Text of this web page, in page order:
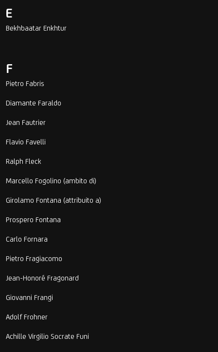
E
Bekhbaatar Enkhtur
F
Pietro Fabris
Diamante Faraldo
Jean Fautrier
Flavio Favelli
Ralph Fleck
Marcello Fogolino (ambito di)
Girolamo Fontana (attribuito a)
Prospero Fontana
Carlo Fornara
Pietro Fragiacomo
Jean-Honoré Fragonard
Giovanni Frangi
Adolf Frohner
Achille Virgilio Socrate Funi